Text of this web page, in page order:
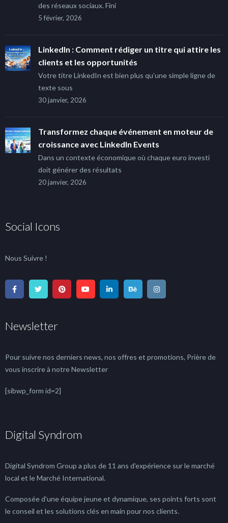
des réseaux sociaux. Fini
5 février, 2026
LinkedIn : Comment rédiger un titre qui attire les
clients et les opportunités
Votre titre LinkedIn est bien plus qu’une simple ligne de
texte sous
30 janvier, 2026
Transformez chaque événement en moteur de
croissance avec LinkedIn Events
Dans un contexte économique où chaque euro investi
doit générer des résultats
20 janvier, 2026
Social Icons
Nous Suivre !
Newsletter
Pour suivre nos derniers news, nos offres et promotions, Prière de
vous inscrire à notre Newsletter
[sibwp_form id=2]
Digital Syndrom
Digital Syndrom Group a plus de 11 ans d'expérience sur le marché
local et le Marché International.
Composée d'une équipe jeune et dynamique, ses points forts sont
le conseil et les solutions clés en main pour nos clients.